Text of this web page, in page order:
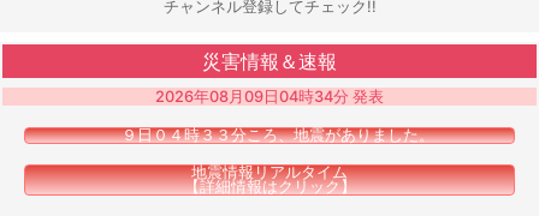
チャンネル登録してチェック!!
災害情報＆速報
2026年08月09日04時34分 発表
９日０４時３３分ころ、地震がありました。
地震情報リアルタイム
【詳細情報はクリック】